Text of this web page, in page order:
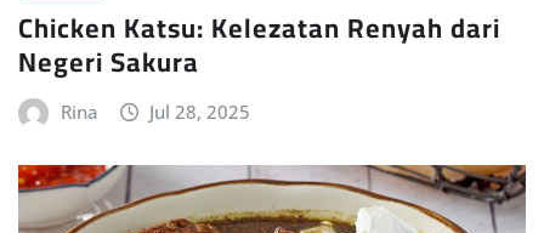
Chicken Katsu: Kelezatan Renyah dari
Negeri Sakura
Rina Jul 28, 2025